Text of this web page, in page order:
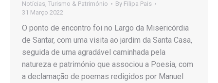
Notícias Turismo & Património By Filipa Pais
31 Março 2022
O ponto de encontro foi no Largo da Misericórdia
de Santar, com uma visita ao jardim da Santa Casa,
seguida de uma agradável caminhada pela
natureza e património que associou a Poesia, com
a declamação de poemas redigidos por Manuel